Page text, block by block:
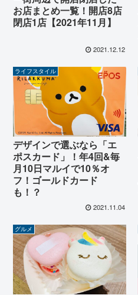
お店まとめ一覧！開店8店
閉店1店【2021年11月】
2021.12.12
ライフスタイル
デザインで選ぶなら「エ
ポスカード」！年4回&毎
月10日マルイで10％オ
フ！ゴールドカード
も！？
2021.11.04
グルメ